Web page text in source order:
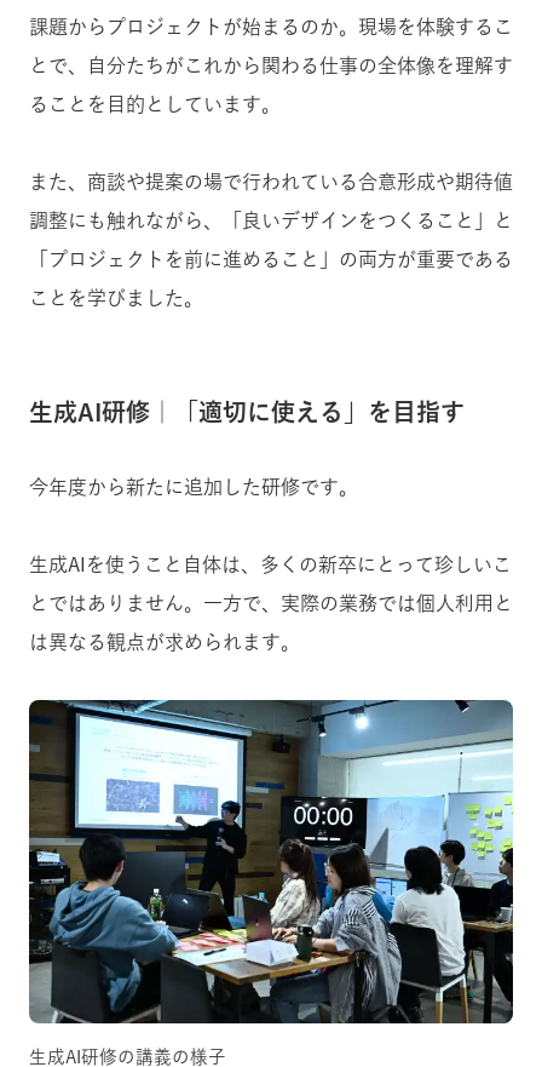
課題からプロジェクトが始まるのか。現場を体験するこ
とで、自分たちがこれから関わる仕事の全体像を理解す
ることを目的としています。
また、商談や提案の場で行われている合意形成や期待値
調整にも触れながら、「良いデザインをつくること」と
「プロジェクトを前に進めること」の両方が重要である
ことを学びました。
生成AI研修｜「適切に使える」を目指す
今年度から新たに追加した研修です。
生成AIを使うこと自体は、多くの新卒にとって珍しいこ
とではありません。一方で、実際の業務では個人利用と
は異なる観点が求められます。
生成AI研修の講義の様子